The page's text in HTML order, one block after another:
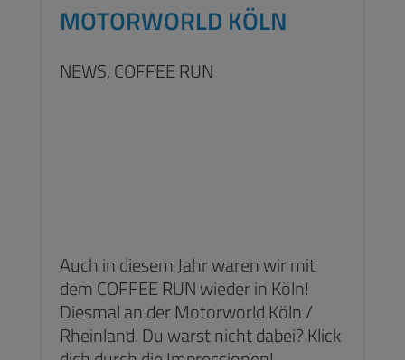
MOTORWORLD KÖLN
NEWS,COFFEE RUN
Auch in diesem Jahr waren wir mit
dem COFFEE RUN wieder in Köln!
Diesmal an der Motorworld Köln /
Rheinland. Du warst nicht dabei? Klick